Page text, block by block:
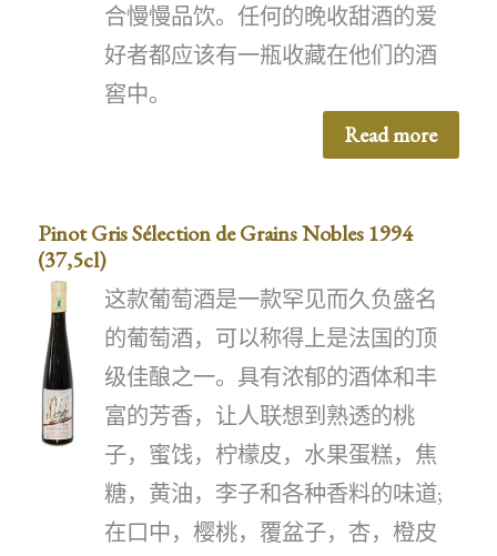
合慢慢品饮。任何的晚收甜酒的爱
好者都应该有一瓶收藏在他们的酒
窖中。
Read more
Pinot Gris Sélection de Grains Nobles 1994
(37,5cl)
这款葡萄酒是一款罕见而久负盛名
的葡萄酒，可以称得上是法国的顶
级佳酿之一。具有浓郁的酒体和丰
富的芳香，让人联想到熟透的桃
子，蜜饯，柠檬皮，水果蛋糕，焦
糖，黄油，李子和各种香料的味道;
在口中，樱桃，覆盆子，杏，橙皮